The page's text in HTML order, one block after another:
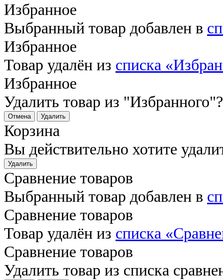
Избранное
Выбранный товар добавлен в
Избранное
Товар удалён из списка
Избранное
Удалить товар из "Избранного"?
Отмена Удалить
Корзина
Вы действительно хотите
Удалить
Сравнение товаров
Выбранный товар добавлен в
Сравнение товаров
Товар удалён из списка
Сравнение товаров
Удалить товар из списка